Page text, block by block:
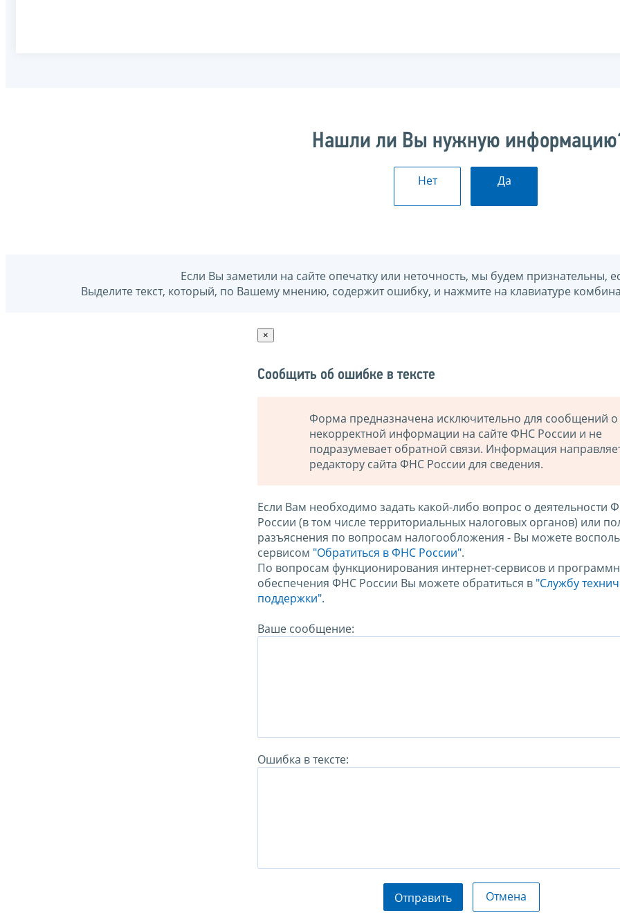
Нашли ли Вы нужную
Нет Да
Если Вы заметили на сайте опечатку или неточность, мы будем признательны,
Выделите текст, который, по Вашему мнению, содержит ошибку, и нажмите на клавиатуре
×
Сообщить об ошибке в тексте
Форма предназначена исключительно для сообщений о
некорректной информации на сайте ФНС России и не
подразумевает обратной связи. Информация
редактору сайта ФНС России для сведения.
Если Вам необходимо задать какой-либо вопрос о деятельности
России (в том числе территориальных налоговых органов) или
разъяснения по вопросам налогообложения - Вы можете
сервисом "Обратиться в ФНС России".
По вопросам функционирования интернет-сервисов и
обеспечения ФНС России Вы можете обратиться в "Службу
поддержки".
Ваше сообщение:
Ошибка в тексте:
Отправить Отмена